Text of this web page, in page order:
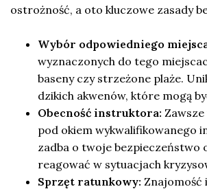
ostrożność, a oto kluczowe zasady
Wybór odpowiedniego
wyznaczonych do tego
baseny czy strzeżone plaże.
dzikich akwenów, które mogą
Obecność instruktora: Zawsze
pod okiem wykwalifikowanego
zadba o twoje bezpieczeństwo
reagować w sytuacjach
Sprzęt ratunkowy: Znajomość